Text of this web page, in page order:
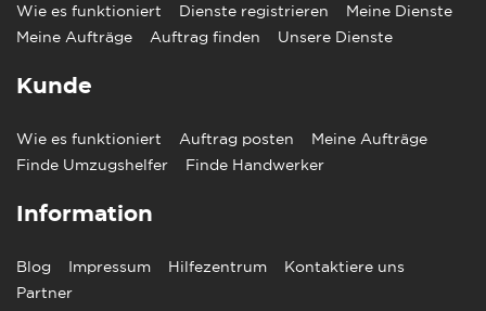
Wie es funktioniert Dienste registrieren
Meine Dienste
Meine Aufträge
Auftrag finden Unsere Dienste
Kunde
Wie es funktioniert Auftrag posten
Meine Aufträge
Finde Umzugshelfer
Finde Handwerker
Information
Blog Impressum Hilfezentrum
Kontaktiere uns
Partner